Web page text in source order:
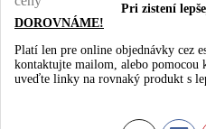
Pri zistení
DOROVNÁME!
Platí len pre online objednávky cez
kontaktujte mailom, alebo
uveďte linky na rovnaký produkt s